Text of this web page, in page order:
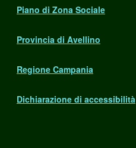
Piano di Zona Sociale
Provincia di Avellino
Regione Campania
Dichiarazione di accessibilità